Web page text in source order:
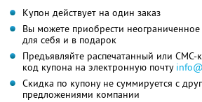
Купон действует на один заказ
Вы можете приобрести
для себя и в подарок
Предъявляйте распечатанный или СМС-
код купона на электронную почту
Скидка по купону не суммируется с
предложениями компании